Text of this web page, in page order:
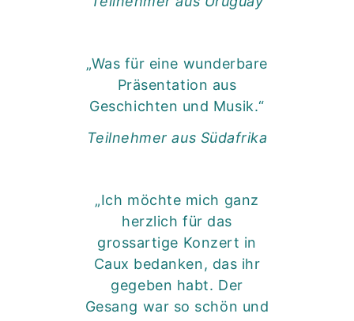
„Was für eine wunderbare
Präsentation aus
Geschichten und Musik.“
Teilnehmer aus Südafrika
„Ich möchte mich ganz
herzlich für das
grossartige Konzert in
Caux bedanken, das ihr
gegeben habt. Der
Gesang war so schön und